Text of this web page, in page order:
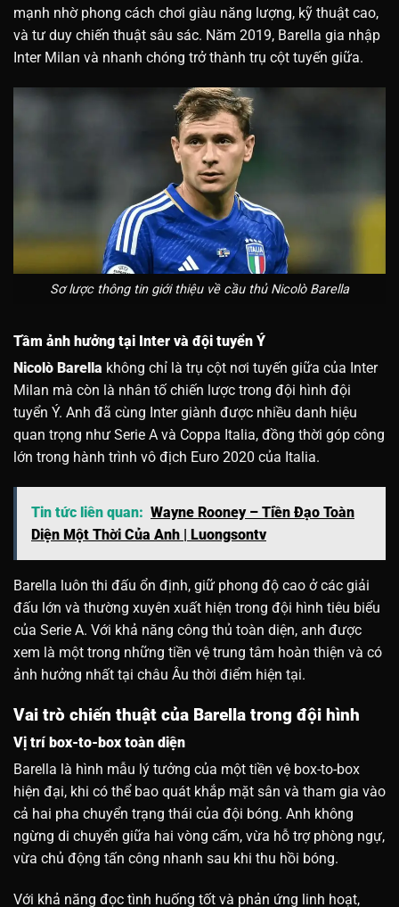
mạnh nhờ phong cách chơi giàu năng lượng, kỹ thuật cao,
và tư duy chiến thuật sâu sác. Năm 2019, Barella gia nhập
Inter Milan và nhanh chóng trở thành trụ cột tuyến giữa.
Sơ lược thông tin giới thiệu về cầu thủ Nicolò Barella
Tầm ảnh hưởng tại Inter và đội tuyển Ý
Nicolò Barella không chỉ là trụ cột nơi tuyến giữa của Inter
Milan mà còn là nhân tố chiến lược trong đội hình đội
tuyển Ý. Anh đã cùng Inter giành được nhiều danh hiệu
quan trọng như Serie A và Coppa Italia, đồng thời góp công
lớn trong hành trình vô địch Euro 2020 của Italia.
Tin tức liên quan: Wayne Rooney – Tiền Đạo Toàn
Diện Một Thời Của Anh | Luongsontv
Barella luôn thi đấu ổn định, giữ phong độ cao ở các giải
đấu lớn và thường xuyên xuất hiện trong đội hình tiêu biểu
của Serie A. Với khả năng công thủ toàn diện, anh được
xem là một trong những tiền vệ trung tâm hoàn thiện và có
ảnh hưởng nhất tại châu Âu thời điểm hiện tại.
Vai trò chiến thuật của Barella trong đội hình
Vị trí box-to-box toàn diện
Barella là hình mẫu lý tưởng của một tiền vệ box-to-box
hiện đại, khi có thể bao quát khắp mặt sân và tham gia vào
cả hai pha chuyển trạng thái của đội bóng. Anh không
ngừng di chuyển giữa hai vòng cấm, vừa hỗ trợ phòng ngự,
vừa chủ động tấn công nhanh sau khi thu hồi bóng.
Với khả năng đọc tình huống tốt và phản ứng linh hoạt,